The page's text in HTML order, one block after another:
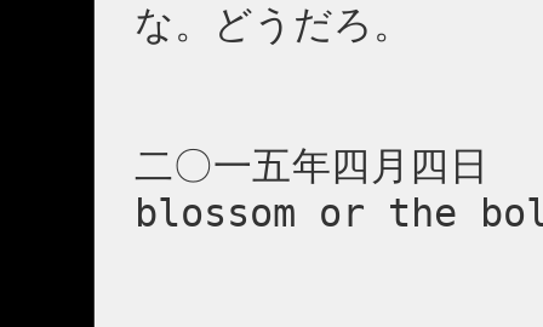
な。どうだろ。
二〇一五年四月四
blossom or the